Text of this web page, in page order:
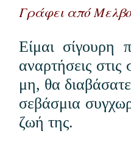
Γράφει από
Είμαι σίγουρη
αναρτήσεις
μη, θα
σεβάσμια
ζωή της.